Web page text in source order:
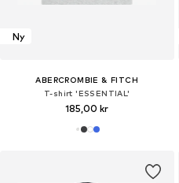
Ny
ABERCROMBIE & FITCH
T-shirt 'ESSENTIAL'
185,00 kr